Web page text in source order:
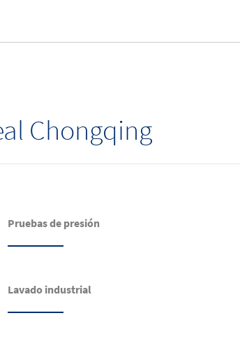
Chongqing
Pruebas de presión
Lavado industrial